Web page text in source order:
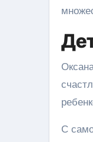
С